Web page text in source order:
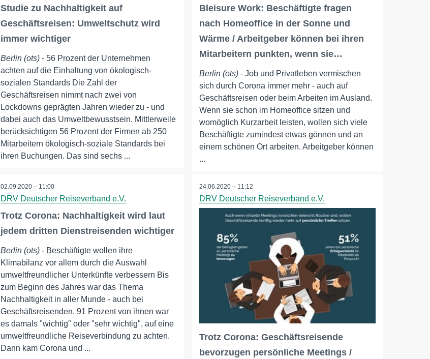
Studie zu Nachhaltigkeit auf
Geschäftsreisen: Umweltschutz wird
immer wichtiger
Berlin (ots)- 56 Prozent der Unternehmen
achten auf die Einhaltung von ökologisch-
sozialen Standards Die Zahl der
Geschäftsreisen nimmt nach zwei von
Lockdowns geprägten Jahren wieder zu - und
dabei auch das Umweltbewusstsein. Mittlerweile
berücksichtigen 56 Prozent der Firmen ab 250
Mitarbeitern ökologisch-soziale Standards bei
ihren Buchungen. Das sind sechs ...
Bleisure Work: Beschäftigte fragen
nach Homeoffice in der Sonne und
Wärme / Arbeitgeber können bei ihren
Mitarbeitern punkten, wenn sie…
Berlin (ots) - Job und Privatleben vermischen
sich durch Corona immer mehr - auch auf
Geschäftsreisen oder beim Arbeiten im Ausland.
Wenn sie schon im Homeoffice sitzen und
womöglich Kurzarbeit leisten, wollen sich viele
Beschäftigte zumindest etwas gönnen und an
einem schönen Ort arbeiten. Arbeitgeber können
...
02.09.2020 – 11:00
DRV Deutscher Reiseverband e.V.
Trotz Corona: Nachhaltigkeit wird laut
jedem dritten Dienstreisenden wichtiger
Berlin (ots)- Beschäftigte wollen ihre
Klimabilanz vor allem durch die Auswahl
umweltfreundlicher Unterkünfte verbessern Bis
zum Beginn des Jahres war das Thema
Nachhaltigkeit in aller Munde - auch bei
Geschäftsreisenden. 91 Prozent von ihnen war
es damals "wichtig" oder "sehr wichtig", auf eine
umweltfreundliche Reiseverbindung zu achten.
Dann kam Corona und ...
24.06.2020 – 11:12
DRV Deutscher Reiseverband e.V.
Trotz Corona: Geschäftsreisende
bevorzugen persönliche Meetings /